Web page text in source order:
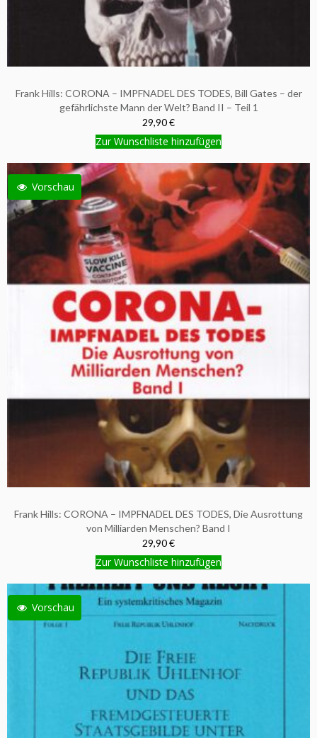
Frank Hills: CORONA – IMPFNADEL DES TODES, Bill Gates – der
gefährlichste Mann der Welt? Band II – Teil 1
29,90 €
Zur Wunschliste hinzufügen
Vorschau
Frank Hills: CORONA – IMPFNADEL DES TODES, Die Ausrottung
von Milliarden Menschen? Band I
29,90 €
Zur Wunschliste hinzufügen
Vorschau